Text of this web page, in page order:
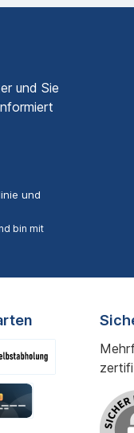
und Sie
und
bin mit